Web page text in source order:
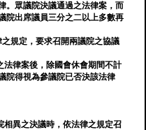
。眾議院決議通過之法律案，而
院出席議員三分之二以上多數再
規定，要求召開兩議院之協議
法律案後，除國會休會期間不計
院得視為參議院已否決該法律
相異之決議時，依法律之規定召